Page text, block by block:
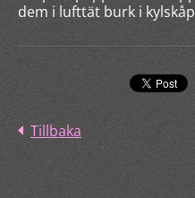
dem i lufttät burk i
Tillbaka